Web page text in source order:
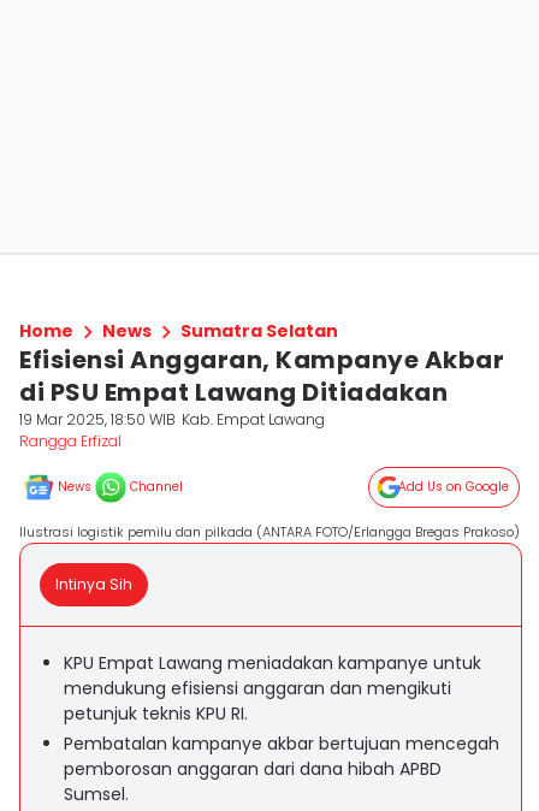
Home News Sumatra Selatan
Efisiensi Anggaran, Kampanye Akbar
di PSU Empat Lawang Ditiadakan
19 Mar 2025, 18:50 WIB Kab. Empat Lawang
Rangga Erfizal
News Channel Add Us on Google
Ilustrasi logistik pemilu dan pilkada (ANTARA FOTO/Erlangga Bregas Prakoso)
Intinya Sih
KPU Empat Lawang meniadakan kampanye untuk
mendukung efisiensi anggaran dan mengikuti
petunjuk teknis KPU RI.
Pembatalan kampanye akbar bertujuan mencegah
pemborosan anggaran dari dana hibah APBD
Sumsel.